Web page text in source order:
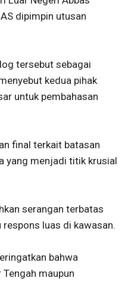
dipimpin utusan
tersebut sebagai
kedua pihak
untuk pembahasan
final terkait batasan
yang menjadi titik krusial
serangan terbatas
luas di kawasan.
bahwa
maupun